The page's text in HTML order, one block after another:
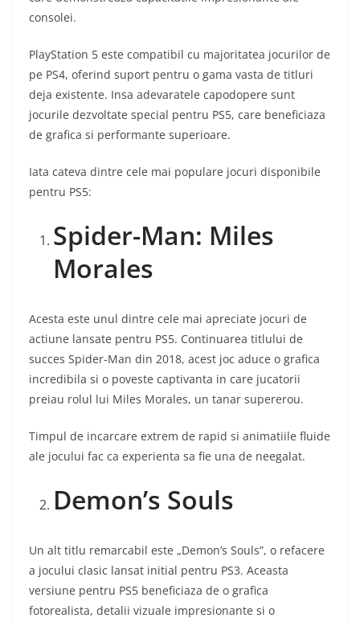
consolei.
PlayStation 5 este compatibil cu majoritatea jocurilor de
pe PS4, oferind suport pentru o gama vasta de titluri
deja existente. Insa adevaratele capodopere sunt
jocurile dezvoltate special pentru PS5, care beneficiaza
de grafica si performante superioare.
Iata cateva dintre cele mai populare jocuri disponibile
pentru PS5:
Spider-Man: Miles
Morales
Acesta este unul dintre cele mai apreciate jocuri de
actiune lansate pentru PS5. Continuarea titlului de
succes Spider-Man din 2018, acest joc aduce o grafica
incredibila si o poveste captivanta in care jucatorii
preiau rolul lui Miles Morales, un tanar supererou.
Timpul de incarcare extrem de rapid si animatiile fluide
ale jocului fac ca experienta sa fie una de neegalat.
Demon’s Souls
Un alt titlu remarcabil este „Demon’s Souls”, o refacere
a jocului clasic lansat initial pentru PS3. Aceasta
versiune pentru PS5 beneficiaza de o grafica
fotorealista, detalii vizuale impresionante si o